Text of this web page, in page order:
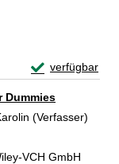
verfügbar
Exemplar-
Dummies
(Verfasser)
VCH GmbH